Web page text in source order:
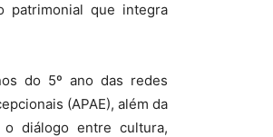
patrimonial que integra
do 5º ano das redes
(APAE), além da
o diálogo entre cultura,